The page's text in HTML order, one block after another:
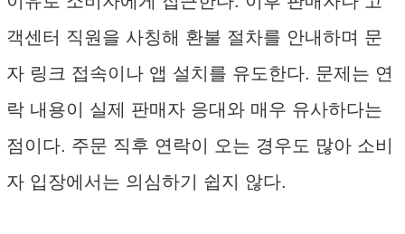
객센터 직원을 사칭해 환불 절차를 안내하며 문
자 링크 접속이나 앱 설치를 유도한다. 문제는 연
락 내용이 실제 판매자 응대와 매우 유사하다는
점이다. 주문 직후 연락이 오는 경우도 많아 소비
자 입장에서는 의심하기 쉽지 않다.